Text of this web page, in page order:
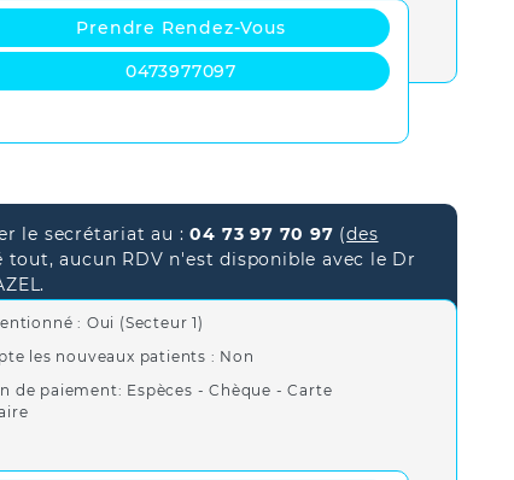
Prendre Rendez-Vous
0473977097
le secrétariat au :04 73 97 70 97 (des
tout, aucun RDV n'est disponible avec le Dr
: Oui (Secteur 1)
les nouveaux patients : Non
de paiement: Espèces - Chèque - Carte